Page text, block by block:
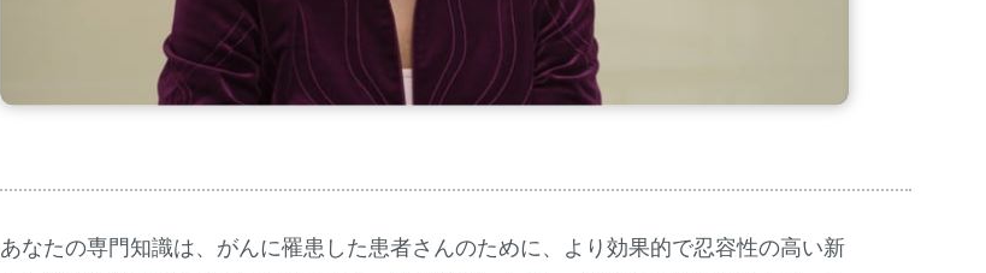
あなたの専門知識は、がんに罹患した患者さんのために、より効果的で忍容性の高い新